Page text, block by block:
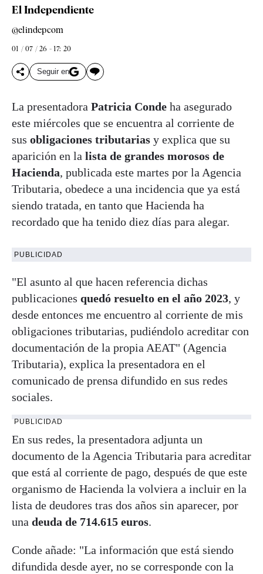
El Independiente
@elindepcom
01 / 07 / 26 - 17: 20
Seguir en
La presentadora Patricia Conde ha asegurado
este miércoles que se encuentra al corriente de
sus obligaciones tributarias y explica que su
aparición en la lista de grandes morosos de
Hacienda, publicada este martes por la Agencia
Tributaria, obedece a una incidencia que ya está
siendo tratada, en tanto que Hacienda ha
recordado que ha tenido diez días para alegar.
PUBLICIDAD
"El asunto al que hacen referencia dichas
publicaciones quedó resuelto en el año 2023, y
desde entonces me encuentro al corriente de mis
obligaciones tributarias, pudiéndolo acreditar con
documentación de la propia AEAT" (Agencia
Tributaria), explica la presentadora en el
comunicado de prensa difundido en sus redes
sociales.
PUBLICIDAD
En sus redes, la presentadora adjunta un
documento de la Agencia Tributaria para acreditar
que está al corriente de pago, después de que este
organismo de Hacienda la volviera a incluir en la
lista de deudores tras dos años sin aparecer, por
una deuda de 714.615 euros.
Conde añade: "La información que está siendo
difundida desde ayer, no se corresponde con la